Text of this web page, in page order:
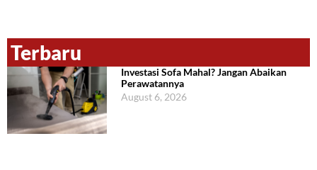
Terbaru
Investasi Sofa Mahal? Jangan Abaikan
Perawatannya
August 6, 2026